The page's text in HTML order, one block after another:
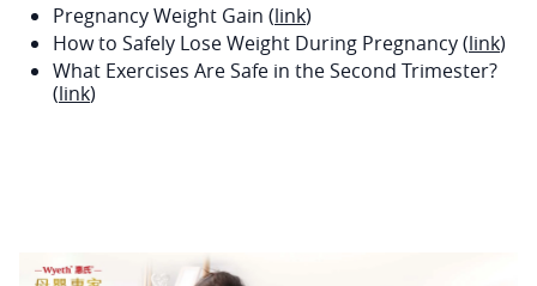
Pregnancy Weight Gain (link)
How to Safely Lose Weight During Pregnancy (link)
What Exercises Are Safe in the Second Trimester?
(link)